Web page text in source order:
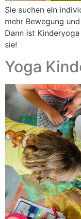
Sie suchen ein
mehr Bewegung
Dann ist
sie!
Yoga